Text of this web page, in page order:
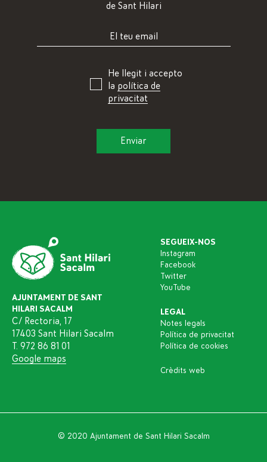
de Sant Hilari
He llegit i accepto
la política de
privacitat
AJUNTAMENT DE SANT
HILARI SACALM
C/ Rectoria, 17
17403 Sant Hilari Sacalm
T. 972 86 81 01
Google maps
SEGUEIX-NOS
Instagram
Facebook
Twitter
YouTube
LEGAL
Notes legals
Política de privacitat
Política de cookies
Crèdits web
© 2020 Ajuntament de Sant Hilari Sacalm